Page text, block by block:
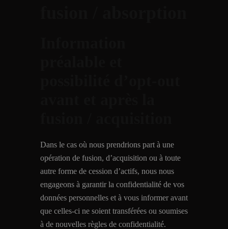
Dans le cas où nous prendrions part à une
opération de fusion, d’acquisition ou à toute
autre forme de cession d’actifs, nous nous
engageons à garantir la confidentialité de vos
données personnelles et à vous informer avant
que celles-ci ne soient transférées ou soumises
à de nouvelles règles de confidentialité.